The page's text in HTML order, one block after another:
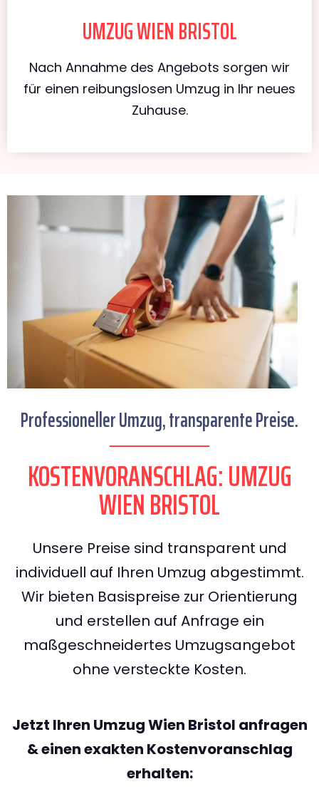
UMZUG WIEN BRISTOL
Nach Annahme des Angebots sorgen wir
für einen reibungslosen Umzug in Ihr neues
Zuhause.
Professioneller Umzug, transparente Preise.
KOSTENVORANSCHLAG: UMZUG
WIEN BRISTOL
Unsere Preise sind transparent und
individuell auf Ihren Umzug abgestimmt.
Wir bieten Basispreise zur Orientierung
und erstellen auf Anfrage ein
maßgeschneidertes Umzugsangebot
ohne versteckte Kosten.
Jetzt Ihren Umzug Wien Bristol anfragen
& einen exakten Kostenvoranschlag
erhalten: